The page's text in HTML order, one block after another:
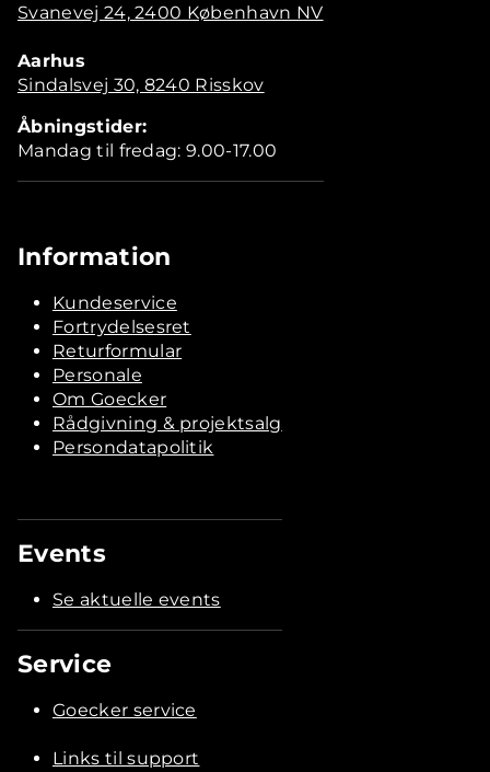
Svanevej 24, 2400 København NV
Aarhus
Sindalsvej 30, 8240 Risskov
Åbningstider:
Mandag til fredag: 9.00-17.00
Information
Kundeservice
Fortrydelsesret
Returformular
Personale
Om Goecker
Rådgivning & projektsalg
Persondatapolitik
Events
Se aktuelle events
Service
Goecker service
Links til support